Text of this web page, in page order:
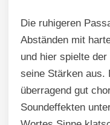
Die ruhigeren
Abständen mit
und hier spielte
seine Stärken aus.
überragend gut
Soundeffekten